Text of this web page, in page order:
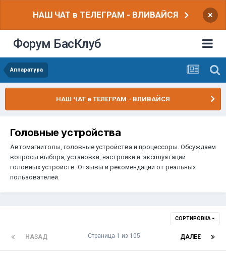
НАШ ЧАТ в ТЕЛЕГРАМ - ВЛИВАЙСЯ ×
Форум БасКлуб
Аппаратура
НАШ ЧАТ в ТЕЛЕГРАМ - ВЛИВАЙСЯ
Головные устройства
Автомагнитолы, головные устройства и процессоры. Обсуждаем
вопросы выбора, установки, настройки и эксплуатации
головных устройств. Отзывы и рекомендации от реальных
пользователей.
СОРТИРОВКА
НАЗАД ДАЛЕЕ
Страница 1 из 105